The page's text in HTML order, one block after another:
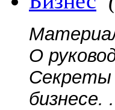
О
Секреты
бизнесе. .